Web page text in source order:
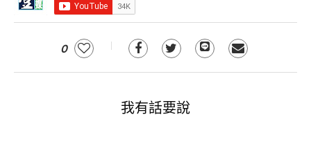
0
我有話要說